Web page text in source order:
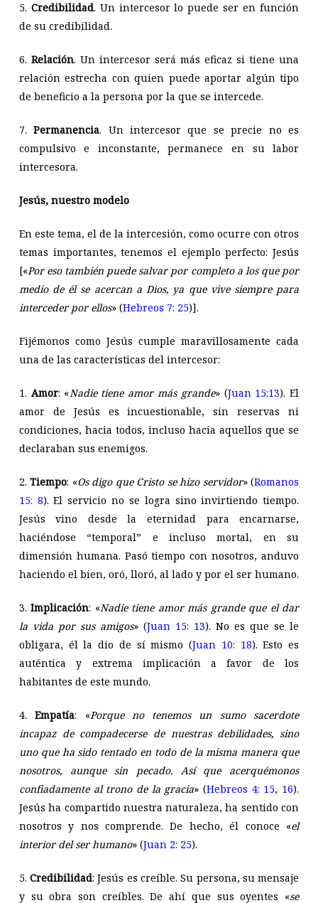
5. Credibilidad. Un intercesor lo puede ser en función
de su credibilidad.
6. Relación. Un intercesor será más eficaz si tiene una
relación estrecha con quien puede aportar algún tipo
de beneficio a la persona por la que se intercede.
7.Permanencia. Un intercesor que se precie no es
compulsivo e inconstante, permanece en su labor
intercesora.
Jesús, nuestro modelo
En este tema, el de la intercesión, como ocurre con otros
temas importantes, tenemos el ejemplo perfecto: Jesús
[«Por eso también puede salvar por completo a los que por
medio de él se acercan a Dios, ya que vive siempre para
interceder por ellos» (Hebreos 7: 25)].
Fijémonos como Jesús cumple maravillosamente cada
una de las características del intercesor:
1. Amor: «Nadie tiene amor más grande» (Juan 15:13). El
amor de Jesús es incuestionable, sin reservas ni
condiciones, hacia todos, incluso hacia aquellos que se
declaraban sus enemigos.
2.Tiempo: «Os digo que Cristo se hizo servidor» (Romanos
15: 8). El servicio no se logra sino invirtiendo tiempo.
Jesús vino desde la eternidad para encarnarse,
haciéndose “temporal” e incluso mortal, en su
dimensión humana. Pasó tiempo con nosotros, anduvo
haciendo el bien, oró, lloró, al lado y por el ser humano.
3.Implicación: «Nadie tiene amor más grande que el dar
la vida por sus amigos» (Juan 15: 13). No es que se le
obligara, él la dio de sí mismo (Juan 10: 18). Esto es
auténtica y extrema implicación a favor de los
habitantes de este mundo.
4.Empatía: «Porque no tenemos un sumo sacerdote
incapaz de compadecerse de nuestras debilidades, sino
uno que ha sido tentado en todo de la misma manera que
nosotros, aunque sin pecado. Así que acerquémonos
confiadamente al trono de la gracia» (Hebreos 4: 15, 16).
Jesús ha compartido nuestra naturaleza, ha sentido con
nosotros y nos comprende. De hecho, él conoce «el
interior del ser humano» (Juan 2: 25).
5.Credibilidad: Jesús es creíble. Su persona, su mensaje
y su obra son creíbles. De ahí que sus oyentes «se